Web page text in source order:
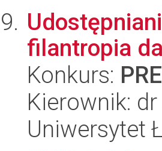
filantropia
Konkurs:
Kierownik:
Uniwersytet